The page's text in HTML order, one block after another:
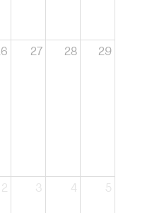
27 28 29
2 3 4 5